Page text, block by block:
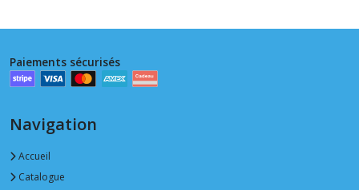
Paiements sécurisés
Navigation
Accueil
Catalogue